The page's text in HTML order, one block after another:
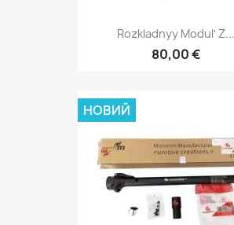
Rozkladnyy Modulʹ Z...
80,00 €
НОВИЙ